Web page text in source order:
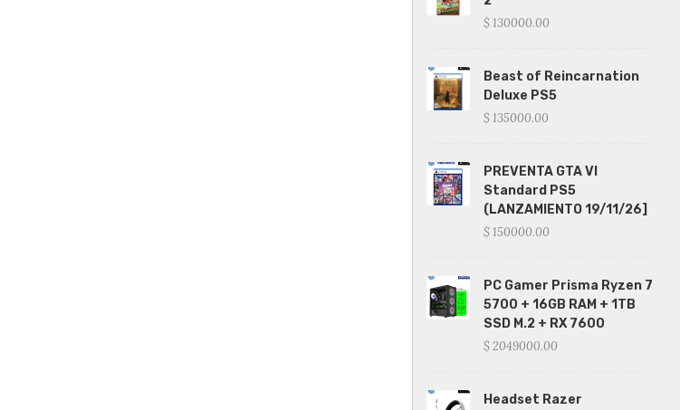
$ 130000.00
Beast of Reincarnation
Deluxe PS5
$ 135000.00
PREVENTA GTA VI
Standard PS5
(LANZAMIENTO 19/11/26]
$ 150000.00
PC Gamer Prisma Ryzen 7
5700 + 16GB RAM + 1TB
SSD M.2 + RX 7600
$ 2049000.00
Headset Razer